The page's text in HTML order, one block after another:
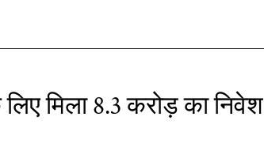
मिला 8.3 करोड़ का निवेश